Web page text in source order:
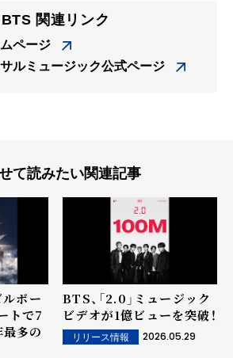
BTS 関連リンク
ページ
ルミュージック公式ページ
て読みたい関連記事
ボー
トで7
最多の
BTS、「2.0」ミュージック
ビデオが1億ビューを突破！
リリース情報 2026.05.29